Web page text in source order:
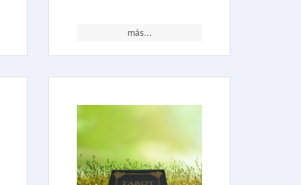
más...